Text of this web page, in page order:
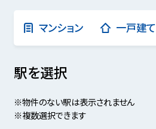
マンション 一戸建て
駅を選択
※物件のない駅は表示されません
※複数選択できます